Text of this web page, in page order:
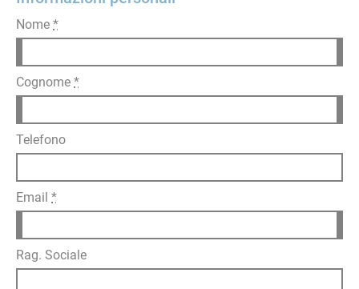
Nome *
Cognome *
Telefono
Email *
Rag. Sociale